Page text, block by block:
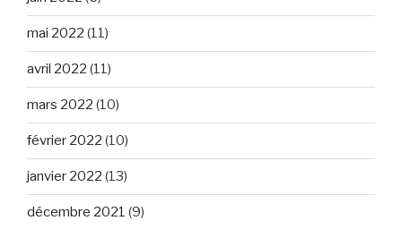
mai 2022 (11)
avril 2022 (11)
mars 2022 (10)
février 2022 (10)
janvier 2022 (13)
décembre 2021 (9)